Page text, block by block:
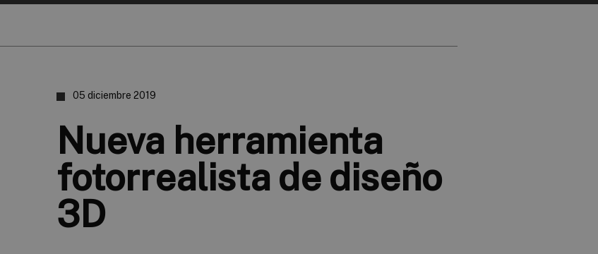
05 diciembre 2019
Nueva herramienta
fotorrealista de diseño
3D